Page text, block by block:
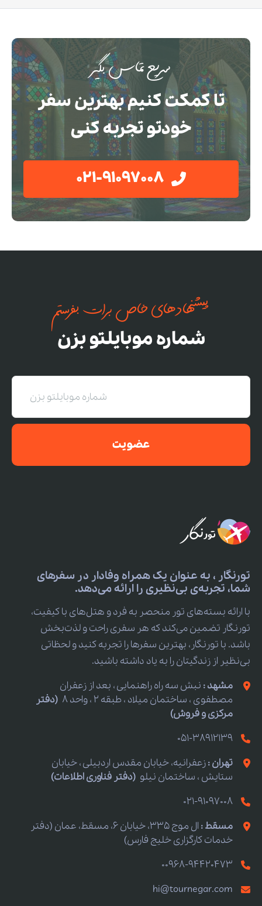
سریع تماس بگیر
تا کمکت کنیم بهترین سفر
خودتو تجربه کنی
021-91097008
پیشنهادهای خاص برات بفرستم
شماره موبایلتو بزن
عضویت
تورنگار ، به عنوان یک همراه وفادار در سفرهای
شما، تجربه‌ی بی‌نظیری را ارائه می‌دهد.
با ارائه بسته‌های تور منحصر به فرد و هتل‌های با کیفیت،
تورنگار تضمین می‌کند که هر سفری راحت و لذت‌بخش
باشد. با تورنگار، بهترین سفرها را تجربه کنید و لحظاتی
بی‌نظیر از زندگیتان را به یاد داشته باشید.
مشهد : نبش سه راه راهنمایی ، بعد از زعفران
مصطفوی ، ساختمان میلاد ، طبقه 2 ، واحد 8
(دفتر
مرکزی و فروش)
051-38912139
تهران :زعفرانیه، خیابان مقدس اردبیلی ، خیابان
ستایش ، ساختمان نیلو (دفتر فناوری اطلاعات)
021-91097008
مسقط :
ال موج 335، خیابان 6، مسقط، عمان (دفتر
خدمات کارگزاری خلیج فارس)
00968-94420473
hi@tournegar.com